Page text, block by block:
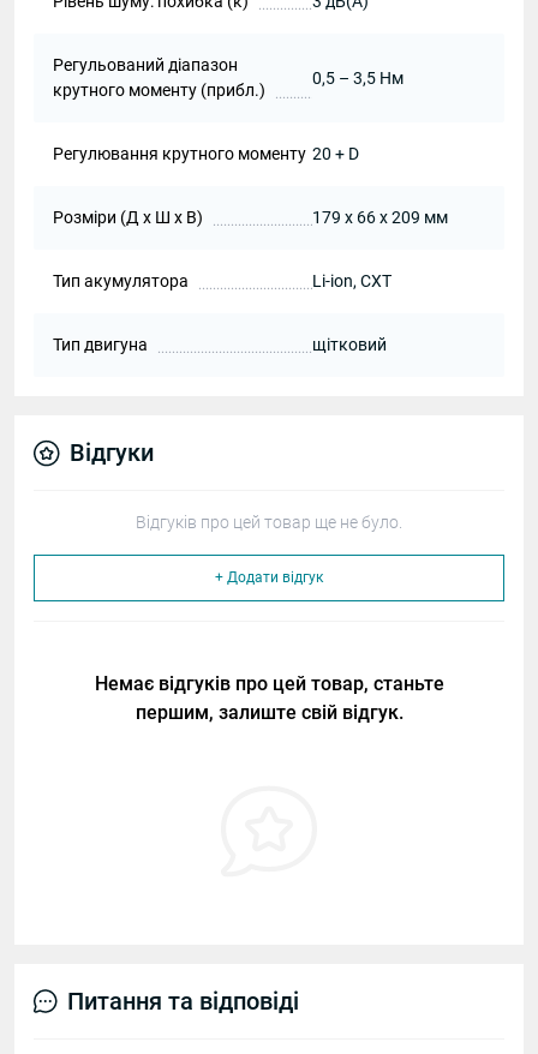
Регульований діапазон
крутного моменту (прибл.)
0,5 – 3,5 Нм
Регулювання крутного моменту 20 + D
Розміри (Д х Ш х В) 179 x 66 x 209 мм
Тип акумулятора Li-ion, CXT
Тип двигуна щітковий
Відгуки
Відгуків про цей товар ще не було.
+ Додати відгук
Немає відгуків про цей товар, станьте
першим, залиште свій відгук.
Питання та відповіді